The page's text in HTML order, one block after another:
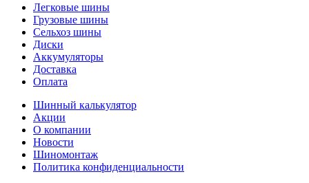
Легковые шины
Грузовые шины
Сельхоз шины
Диски
Аккумуляторы
Доставка
Оплата
Шинный калькулятор
Акции
О компании
Новости
Шиномонтаж
Политика конфиденциальности